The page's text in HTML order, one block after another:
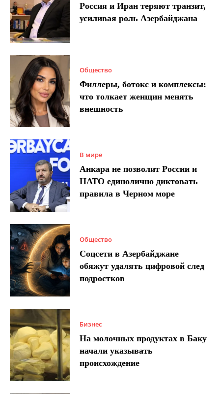
Россия и Иран теряют транзит,
усиливая роль Азербайджана
Общество
Филлеры, ботокс и комплексы:
что толкает женщин менять
внешность
В мире
Анкара не позволит России и
НАТО единолично диктовать
правила в Черном море
Общество
Соцсети в Азербайджане
обяжут удалять цифровой след
подростков
Бизнес
На молочных продуктах в Баку
начали указывать
происхождение